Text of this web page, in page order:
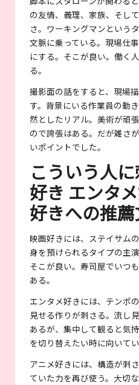
の友情、義理、家族、そし
さ。ワーキングマンという
文脈に乗っている。現場仕
にする。そこが良い。働く
る。
撮影面の話をすると、現場
す。背景にいる作業員の動
然としたリアル。美術が頑
ので誇張はある。だが雑さ
いポイントでした。
こういう人
好き エンタ
好きへの推
映画好きには、ステイサム
身を預けられるタイプの主
そこが良い。寿司屋でいつ
ある。
エンタメ好きには、テンポ
見せる作りが刺さる。流し
あるが、集中して観ると気
を切り替えたい時に向いてい
アニメ好きには、構造が刺
ていた力を再び使う。大切